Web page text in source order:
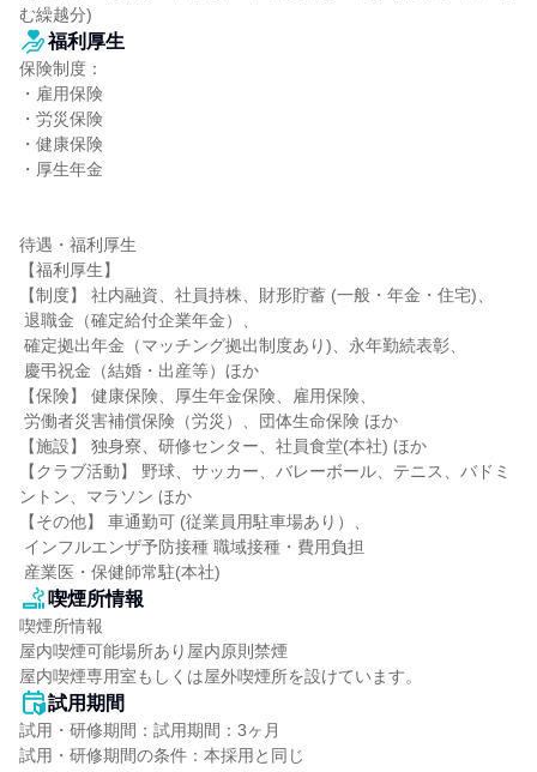
む繰越分)
福利厚生
保険制度：
・雇用保険
・労災保険
・健康保険
・厚生年金
待遇・福利厚生
【福利厚生】
【制度】 社内融資、社員持株、財形貯蓄 (一般・年金・住宅)、
【保険】 健康保険、厚生年金保険、雇用保険、
【施設】 独身寮、研修センター、社員食堂(本社) ほか
【クラブ活動】 野球、サッカー、バレーボール、テニス、バドミ
ントン、マラソン ほか
【その他】 車通勤可 (従業員用駐車場あり）、
産業医・保健師常駐(本社)
喫煙所情報
喫煙所情報
屋内喫煙可能場所あり屋内原則禁煙
屋内喫煙専用室もしくは屋外喫煙所を設けています。
試用期間
試用・研修期間：試用期間：3ヶ月
試用・研修期間の条件：本採用と同じ